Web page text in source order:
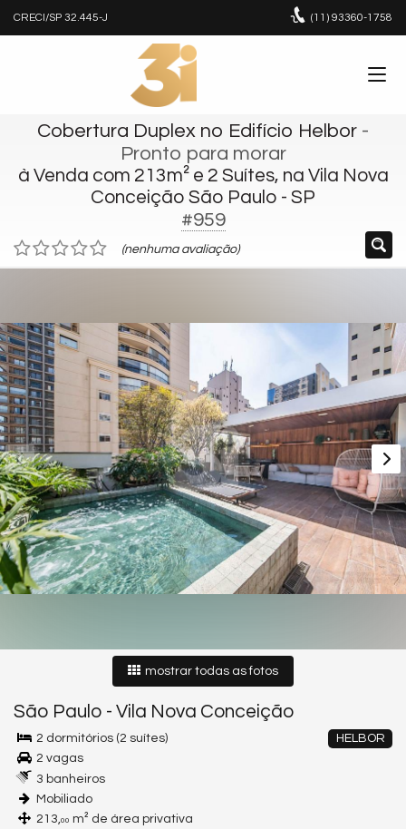
CRECI/SP 32.445-J (11) 93360-1758
Cobertura Duplex no Edifício Helbor -
Pronto para morar
à Venda com 213m² e 2 Suítes, na Vila Nova
Conceição São Paulo - SP
#959
(nenhuma avaliação)
mostrar todas as fotos
São Paulo - Vila Nova Conceição
HELBOR
2 dormitórios (2 suítes)
2 vagas
3 banheiros
Mobiliado
213,00 m² de área privativa